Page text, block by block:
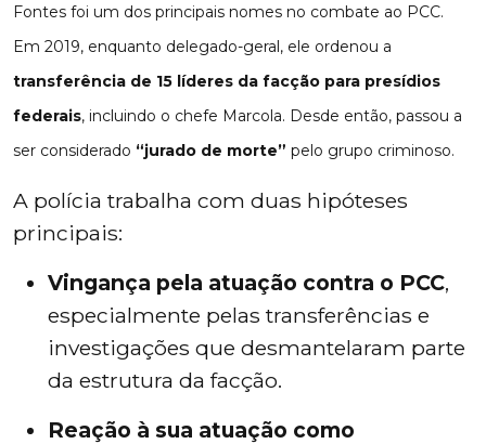
Fontes foi um dos principais nomes no combate ao PCC.
Em 2019, enquanto delegado-geral, ele ordenou a
transferência de 15 líderes da facção para presídios
federais, incluindo o chefe Marcola. Desde então, passou a
ser considerado “jurado de morte” pelo grupo criminoso.
A polícia trabalha com duas hipóteses
principais:
Vingança pela atuação contra o PCC,
especialmente pelas transferências e
investigações que desmantelaram parte
da estrutura da facção.
Reação à sua atuação como